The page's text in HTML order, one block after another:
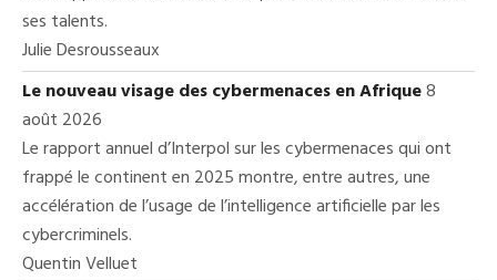
ses talents.
Julie Desrousseaux
Le nouveau visage des cybermenaces en Afrique8
août 2026
Le rapport annuel d’Interpol sur les cybermenaces qui ont
frappé le continent en 2025 montre, entre autres, une
accélération de l’usage de l’intelligence artificielle par les
cybercriminels.
Quentin Velluet